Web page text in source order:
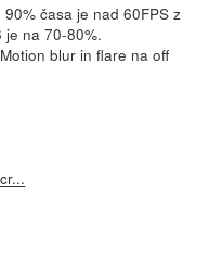
časa je nad 60FPS z
je na 70-80%.
blur in flare na off